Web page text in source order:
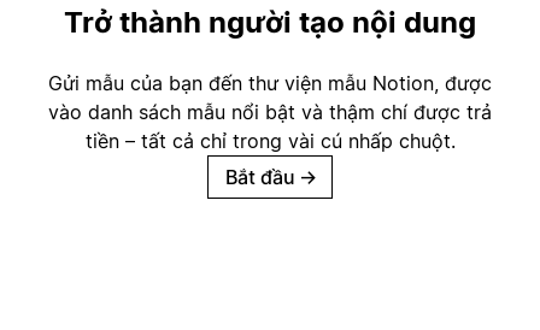
Trở thành người tạo nội dung
Gửi mẫu của bạn đến thư viện mẫu Notion, được
vào danh sách mẫu nổi bật và thậm chí được trả
tiền – tất cả chỉ trong vài cú nhấp chuột.
Bắt đầu →